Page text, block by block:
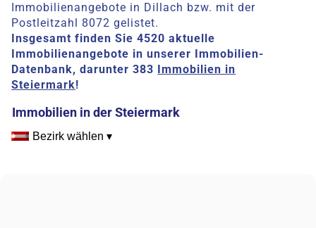
Immobilienangebote in Dillach bzw. mit der
Postleitzahl 8072 gelistet.
Insgesamt finden Sie 4520 aktuelle
Immobilienangebote in unserer Immobilien-
Datenbank, darunter 383
Immobilien in
Steiermark!
Immobilien in der Steiermark
Bezirk wählen ▾